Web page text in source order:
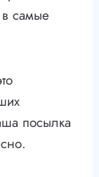
в самые
посылка